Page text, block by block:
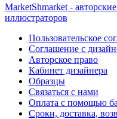
MarketShmarket -
иллюстраторов
Пользовательское
Соглашение с
Авторское право
Кабинет дизайнера
Образцы
Связаться с нами
Оплата с помощью
Сроки, доставка,